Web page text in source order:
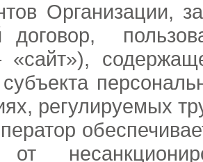
Организации,
договор,
регулируемых